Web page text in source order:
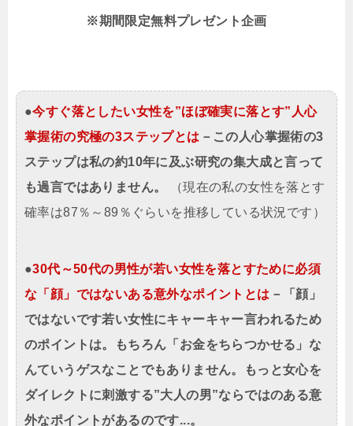
※期間限定無料プレゼント企画
●今すぐ落としたい女性を”ほぼ確実に落とす”人心
掌握術の究極の3ステップとは －この人心掌握術の3
ステップは私の約10年に及ぶ研究の集大成と言って
も過言ではありません。
（現在の私の女性を落とす
確率は87％～89％ぐらいを推移している状況です）
●30代～50代の男性が若い女性を落とすために必須
な「顔」ではないある意外なポイントとは －「顔」
ではないです若い女性にキャーキャー言われるため
のポイントは。もちろん「お金をちらつかせる」な
んていうゲスなことでもありません。もっと女心を
ダイレクトに刺激する”大人の男”ならではのある意
外なポイントがあるのです...。